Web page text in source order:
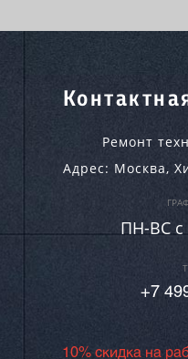
Ремонт
Адрес: Москва,
ПН-ВC c
+7
10% скидка на